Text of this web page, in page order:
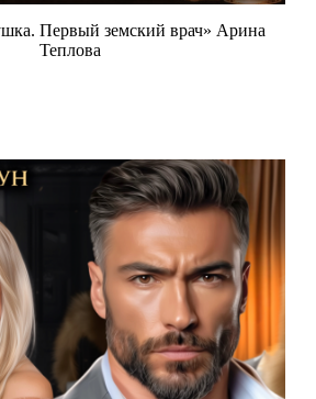
Первый земский врач» Арина
Теплова